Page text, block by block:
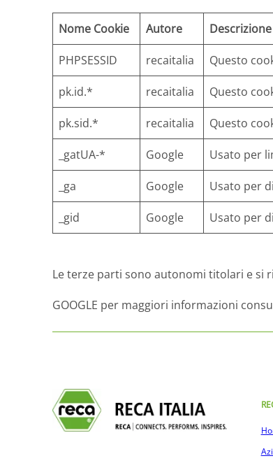
Nome Cookie Autore Descrizione
PHPSESSID recaitalia Questo
pk.id.* recaitalia Questo
pk.sid.* recaitalia Questo
_gatUA-* Google Usato per
_ga Google Usato per
_gid Google Usato per
Le terze parti sono autonomi titolari e si
GOOGLE per maggiori informazioni